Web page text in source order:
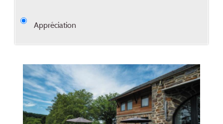
Appréciation